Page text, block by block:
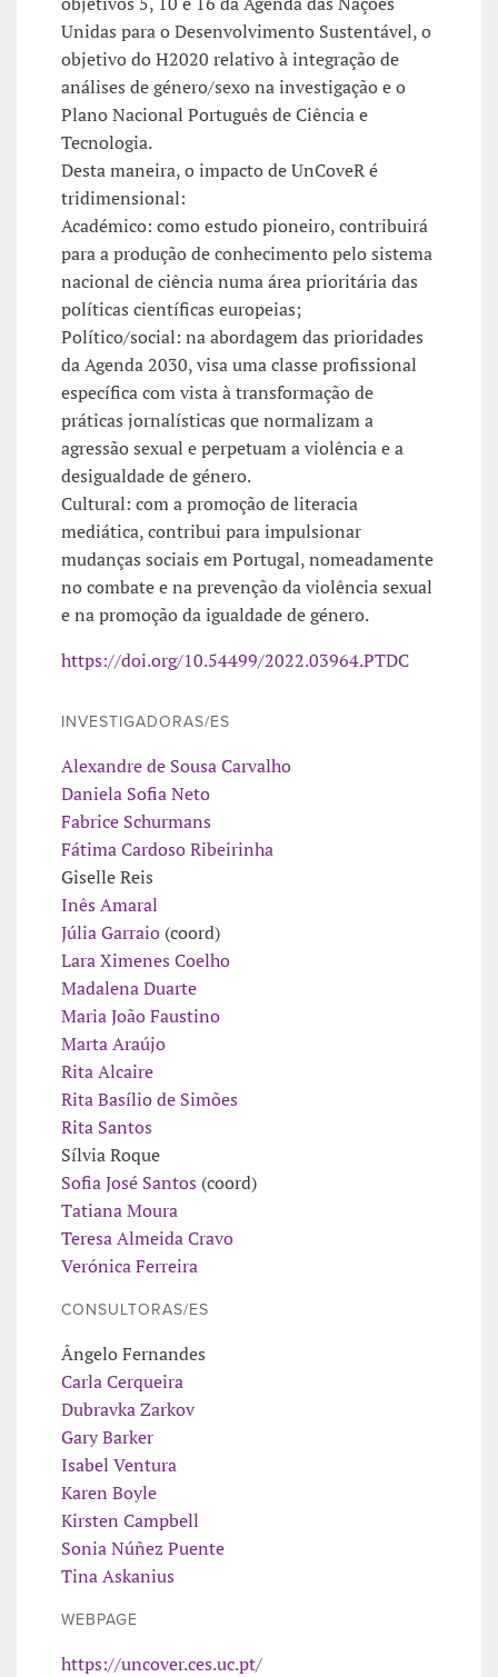
Unidas para o Desenvolvimento Sustentável, o
objetivo do H2020 relativo à integração de
análises de género/sexo na investigação e o
Plano Nacional Português de Ciência e
Tecnologia.
Desta maneira, o impacto de UnCoveR é
tridimensional:
Académico: como estudo pioneiro, contribuirá
para a produção de conhecimento pelo sistema
nacional de ciência numa área prioritária das
políticas científicas europeias;
Político/social: na abordagem das prioridades
da Agenda 2030, visa uma classe profissional
específica com vista à transformação de
práticas jornalísticas que normalizam a
agressão sexual e perpetuam a violência e a
desigualdade de género.
Cultural: com a promoção de literacia
mediática, contribui para impulsionar
mudanças sociais em Portugal, nomeadamente
no combate e na prevenção da violência sexual
e na promoção da igualdade de género.
https://doi.org/10.54499/2022.03964.PTDC
INVESTIGADORAS/ES
Alexandre de Sousa Carvalho
Daniela Sofia Neto
Fabrice Schurmans
Fátima Cardoso Ribeirinha
Giselle Reis
Inês Amaral
Júlia Garraio (coord)
Lara Ximenes Coelho
Madalena Duarte
Maria João Faustino
Marta Araújo
Rita Alcaire
Rita Basílio de Simões
Rita Santos
Sílvia Roque
Sofia José Santos (coord)
Tatiana Moura
Teresa Almeida Cravo
Verónica Ferreira
CONSULTORAS/ES
Ângelo Fernandes
Carla Cerqueira
Dubravka Zarkov
Gary Barker
Isabel Ventura
Karen Boyle
Kirsten Campbell
Sonia Núñez Puente
Tina Askanius
WEBPAGE
https://uncover.ces.uc.pt/